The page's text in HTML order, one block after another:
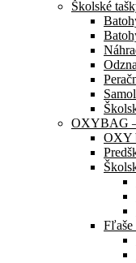
Školské
OXYBAG –
OXY
Fľaše